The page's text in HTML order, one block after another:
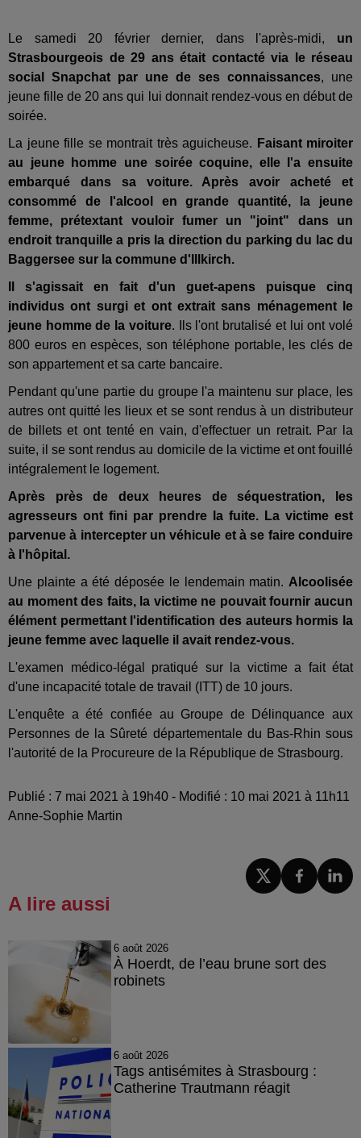
Le samedi 20 février dernier, dans l'après-midi, un
Strasbourgeois de 29 ans était contacté via le réseau
social Snapchat par une de ses connaissances, une
jeune fille de 20 ans qui lui donnait rendez-vous en début de
soirée.
La jeune fille se montrait très aguicheuse. Faisant miroiter
au jeune homme une soirée coquine, elle l'a ensuite
embarqué dans sa voiture. Après avoir acheté et
consommé de l'alcool en grande quantité, la jeune
femme, prétextant vouloir fumer un "joint" dans un
endroit tranquille a pris la direction du parking du lac du
Baggersee sur la commune d'Illkirch.
Il s'agissait en fait d'un guet-apens puisque cinq
individus ont surgi et ont extrait sans ménagement le
jeune homme de la voiture. Ils l'ont brutalisé et lui ont volé
800 euros en espèces, son téléphone portable, les clés de
son appartement et sa carte bancaire.
Pendant qu'une partie du groupe l'a maintenu sur place, les
autres ont quitté les lieux et se sont rendus à un distributeur
de billets et ont tenté en vain, d'effectuer un retrait. Par la
suite, il se sont rendus au domicile de la victime et ont fouillé
intégralement le logement.
Après près de deux heures de séquestration, les
agresseurs ont fini par prendre la fuite. La victime est
parvenue à intercepter un véhicule et à se faire conduire
à l'hôpital.
Une plainte a été déposée le lendemain matin. Alcoolisée
au moment des faits, la victime ne pouvait fournir aucun
élément permettant l'identification des auteurs hormis la
jeune femme avec laquelle il avait rendez-vous.
L'examen médico-légal pratiqué sur la victime a fait état
d'une incapacité totale de travail (ITT) de 10 jours.
L'enquête a été confiée au Groupe de Délinquance aux
Personnes de la Sûreté départementale du Bas-Rhin sous
l'autorité de la Procureure de la République de Strasbourg.
Publié : 7 mai 2021 à 19h40 - Modifié : 10 mai 2021 à 11h11
Anne-Sophie Martin
A lire aussi
6 août 2026
À Hoerdt, de l’eau brune sort des
robinets
6 août 2026
Tags antisémites à Strasbourg :
Catherine Trautmann réagit